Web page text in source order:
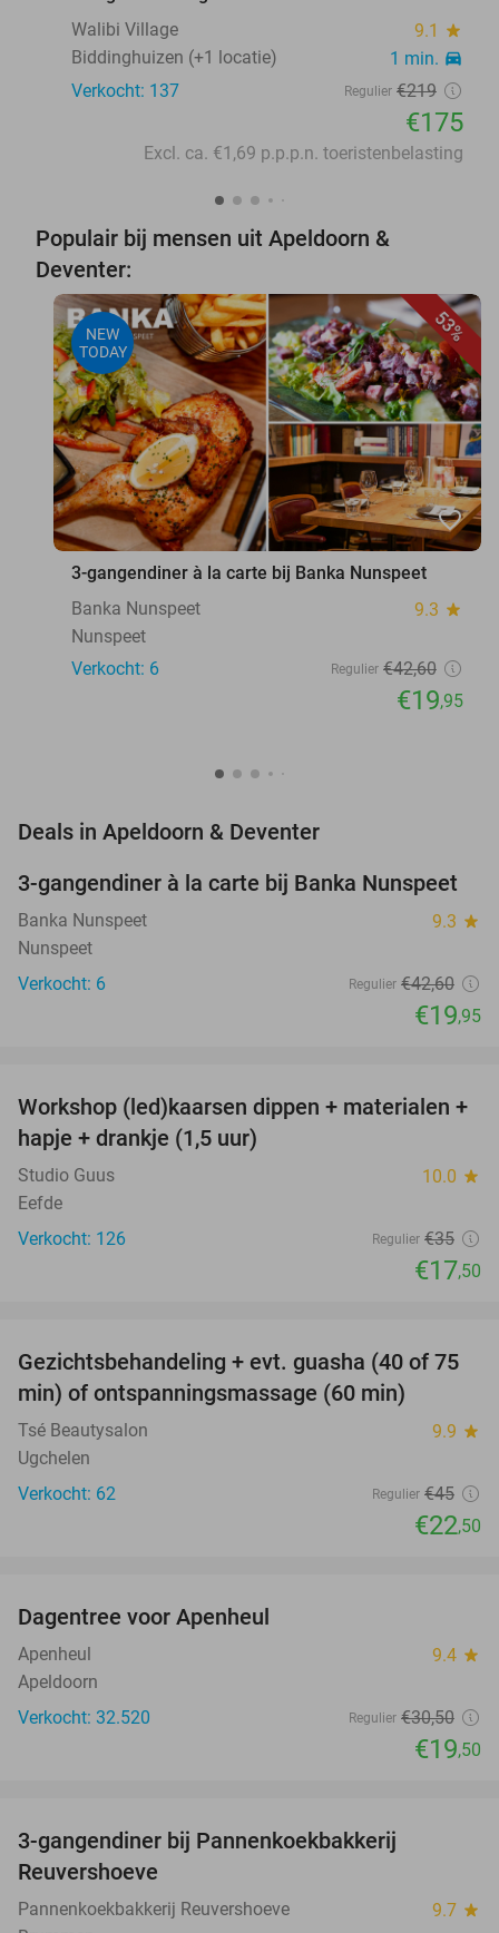
Walibi Village
9.1 star
Biddinghuizen (+1 locatie) 1 min. directions_car
Verkocht: 137 Regulier €219
€175
Excl. ca. €1,69 p.p.p.n. toeristenbelasting
Populair bij mensen uit Apeldoorn &
Deventer:
53%
NEW
TODAY
favorite_border
3-gangendiner à la carte bij Banka Nunspeet
Banka Nunspeet
9.3 star
Nunspeet
Verkocht: 6
Regulier €42,60
€19,95
Deals in Apeldoorn & Deventer
53%
NEW
TODAY
3-gangendiner à la carte bij Banka Nunspeet
Banka Nunspeet 9.3 star
Nunspeet
Verkocht: 6
Regulier €42,60
€19,95
50%
Workshop (led)kaarsen dippen + materialen +
hapje + drankje (1,5 uur)
Studio Guus 10.0 star
Eefde
Verkocht: 126
Regulier €35
€17,50
50%
Gezichtsbehandeling + evt. guasha (40 of 75
min) of ontspanningsmassage (60 min)
Tsé Beautysalon 9.9 star
Ugchelen
Verkocht: 62
Regulier €45
€22,50
Dagentree voor Apenheul
Apenheul 9.4 star
Apeldoorn
Verkocht: 32.520
Regulier €30,50
€19,50
3-gangendiner bij Pannenkoekbakkerij
Reuvershoeve
Pannenkoekbakkerij Reuvershoeve 9.7 star